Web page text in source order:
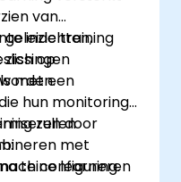
van
inzichten,
training
op
met een
hun monitoring-
door
met
learning.
zullen
te configureren